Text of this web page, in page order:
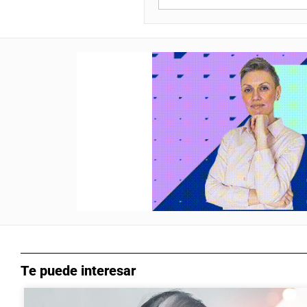
Te puede interesar